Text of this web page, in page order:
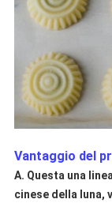
Vantaggio del
A. Questa una
cinese della luna,